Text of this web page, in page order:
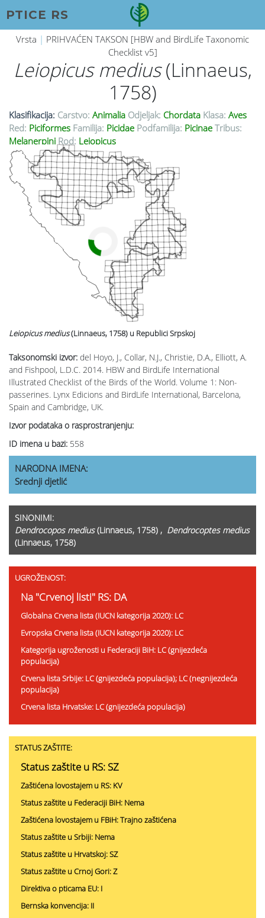
PTICE RS
Vrsta | PRIHVAĆEN TAKSON [HBW and BirdLife Taxonomic
Checklist v5]
Leiopicus medius(Linnaeus,
1758)
Klasifikacija: Carstvo: Animalia Odjeljak: Chordata Klasa: Aves
Red: Piciformes Familija: Picidae Podfamilija: Picinae Tribus:
Melanerpini Rod: Leiopicus
Taksonomski izvor: del Hoyo, J., Collar, N.J., Christie, D.A., Elliott, A.
and Fishpool, L.D.C. 2014. HBW and BirdLife International
Illustrated Checklist of the Birds of the World. Volume 1: Non-
passerines. Lynx Edicions and BirdLife International, Barcelona,
Spain and Cambridge, UK.
Izvor podataka o rasprostranjenju:
ID imena u bazi: 558
Leiopicus medius(Linnaeus, 1758) u Republici Srpskoj
NARODNA IMENA:
Srednji djetlić
SINONIMI:
Dendrocopos medius(Linnaeus, 1758) , Dendrocoptes medius
(Linnaeus, 1758)
UGROŽENOST:
Na "Crvenoj listi" RS: DA
Globalna Crvena lista (IUCN kategorija 2020): LC
Evropska Crvena lista (IUCN kategorija 2020): LC
Kategorija ugroženosti u Federaciji BiH: LC (gnijezdeća
populacija)
Crvena lista Srbije: LC (gnijezdeća populacija); LC (negnijezdeća
populacija)
Crvena lista Hrvatske: LC (gnijezdeća populacija)
STATUS ZAŠTITE:
Status zaštite u RS: SZ
Zaštićena lovostajem u RS: KV
Status zaštite u Federaciji BiH: Nema
Zaštićena lovostajem u FBiH: Trajno zaštićena
Status zaštite u Srbiji: Nema
Status zaštite u Hrvatskoj: SZ
Status zaštite u Crnoj Gori: Z
Direktiva o pticama EU: I
Bernska konvencija: II